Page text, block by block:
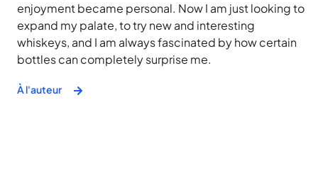
enjoyment became personal. Now I am just looking to
expand my palate, to try new and interesting
whiskeys, and I am always fascinated by how certain
bottles can completely surprise me.
À l'auteur